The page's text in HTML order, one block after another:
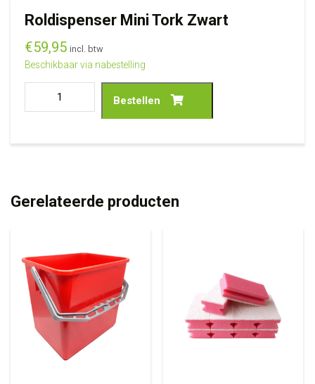
Roldispenser Mini Tork Zwart
€59,95 incl. btw
Beschikbaar via nabestelling
Bestellen
Gerelateerde producten